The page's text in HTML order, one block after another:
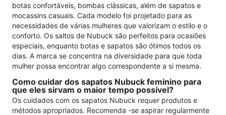
botas confortáveis, bombas clássicas, além de sapatos e
mocassins casuais. Cada modelo foi projetado para as
necessidades de várias mulheres que valorizam o estilo e o
conforto. Os saltos de Nubuck são perfeitos para ocasiões
especiais, enquanto botas e sapatos são ótimos todos os
dias. A marca se concentra na diversidade para que toda
mulher possa encontrar algo correspondente a si mesma.
Como cuidar dos sapatos Nubuck feminino para
que eles sirvam o maior tempo possível?
Os cuidados com os sapatos Nubuck requer produtos e
métodos apropriados. Recomenda -se aspirar regularmente